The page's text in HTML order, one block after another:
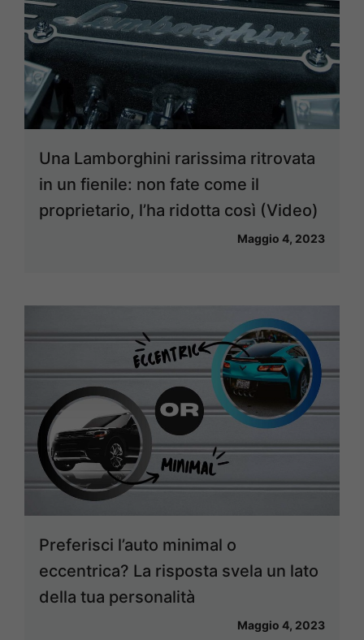
Una Lamborghini rarissima ritrovata
in un fienile: non fate come il
proprietario, l’ha ridotta così (Video)
Maggio 4, 2023
Preferisci l’auto minimal o
eccentrica? La risposta svela un lato
della tua personalità
Maggio 4, 2023